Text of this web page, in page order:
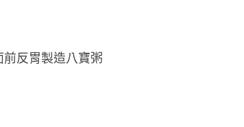
反胃製造八寶粥